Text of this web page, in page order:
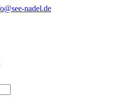
nadel.de